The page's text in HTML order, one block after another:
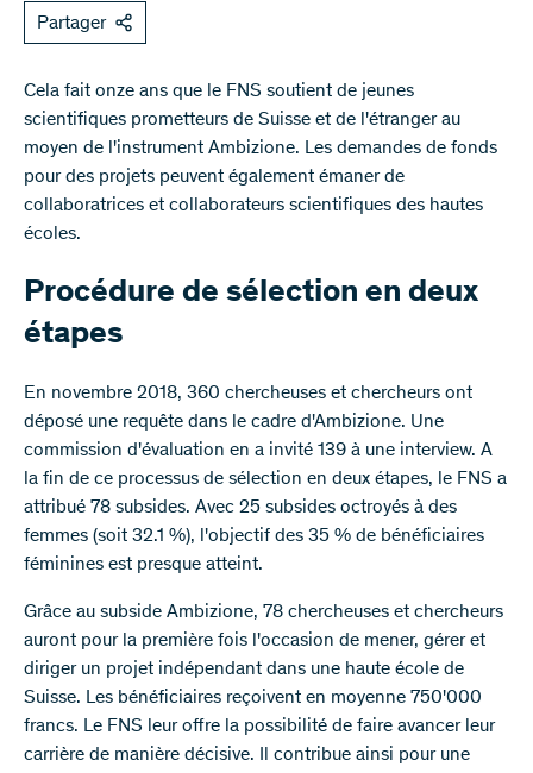
Partager
Cela fait onze ans que le FNS soutient de jeunes
scientifiques prometteurs de Suisse et de l'étranger au
moyen de l'instrument Ambizione. Les demandes de fonds
pour des projets peuvent également émaner de
collaboratrices et collaborateurs scientifiques des hautes
écoles.
Procédure de sélection en deux
étapes
En novembre 2018, 360 chercheuses et chercheurs ont
déposé une requête dans le cadre d'Ambizione. Une
commission d'évaluation en a invité 139 à une interview. A
la fin de ce processus de sélection en deux étapes, le FNS a
attribué 78 subsides. Avec 25 subsides octroyés à des
femmes (soit 32.1 %), l'objectif des 35 % de bénéficiaires
féminines est presque atteint.
Grâce au subside Ambizione, 78 chercheuses et chercheurs
auront pour la première fois l'occasion de mener, gérer et
diriger un projet indépendant dans une haute école de
Suisse. Les bénéficiaires reçoivent en moyenne 750'000
francs. Le FNS leur offre la possibilité de faire avancer leur
carrière de manière décisive. Il contribue ainsi pour une